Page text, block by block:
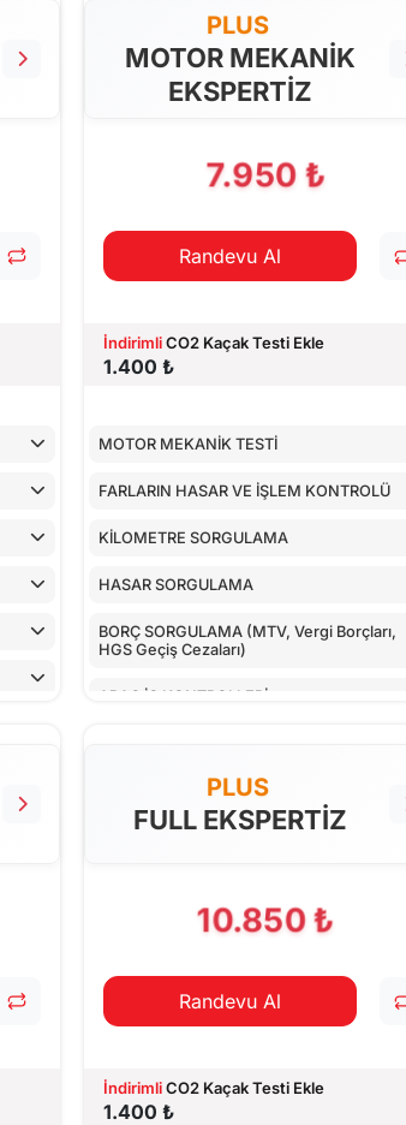
PLUS
MOTOR MEKANİK
EKSPERTİZ
7.950 ₺
Randevu Al
İndirimliCO2 Kaçak Testi Ekle
1.400 ₺
MOTOR MEKANİK TESTİ
FARLARIN HASAR VE İŞLEM KONTROLÜ
KİLOMETRE SORGULAMA
HASAR SORGULAMA
BORÇ SORGULAMA (MTV, Vergi Borçları,
HGS Geçiş Cezaları)
ARAÇ İÇ KONTROLLERİ
TORPİDO KONTROLÜ
PLUS
FULL EKSPERTİZ
10.850 ₺
Randevu Al
İndirimliCO2 Kaçak Testi Ekle
1.400 ₺